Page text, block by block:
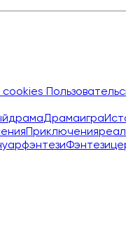
cookies
драмаДрамаигра
Приключения
фэнтезиФэнтези